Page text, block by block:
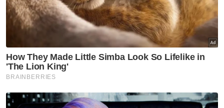
permohonan injunksi fitnah dibuat, namun itu
tidak bermakna mahkamah akan sewenang-
wenangnya meluluskan semua permohonan
injunksi fitnah. Banyak juga permohonan
injunksi fitnah yang ditolak oleh mahkamah
atas banyak faktor termasuk kegagalan
bahawa si pemfitnah berniat atau berpotensi